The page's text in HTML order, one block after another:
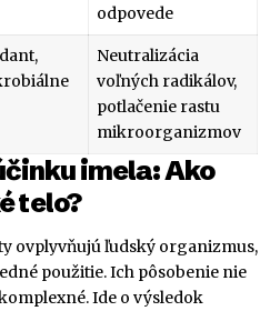
odpovede
Neutralizácia
voľných radikálov,
potlačenie rastu
mikroorganizmov
imela: Ako
telo?
ovplyvňujú ľudský organizmus,
použitie. Ich pôsobenie nie
Ide o výsledok